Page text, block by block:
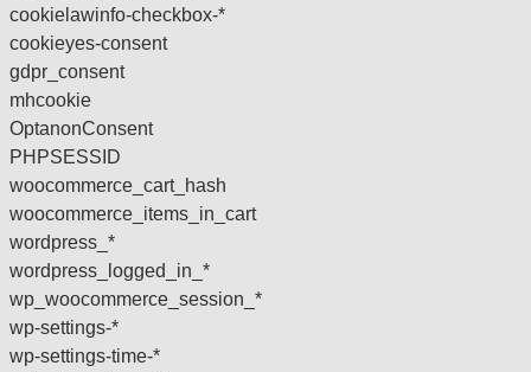
cookielawinfo-checkbox-*
cookieyes-consent
gdpr_consent
mhcookie
OptanonConsent
PHPSESSID
woocommerce_cart_hash
woocommerce_items_in_cart
wordpress_*
wordpress_logged_in_*
wp_woocommerce_session_*
wp-settings-*
wp-settings-time-*